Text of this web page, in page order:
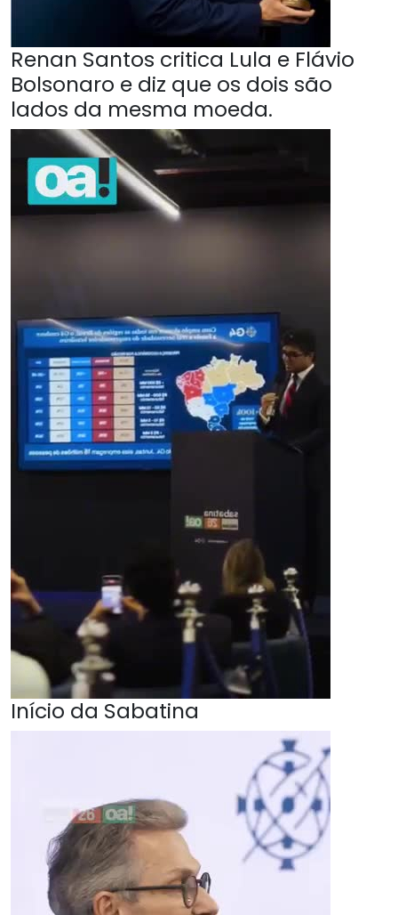
Renan Santos critica Lula e Flávio
Bolsonaro e diz que os dois são
lados da mesma moeda.
Início da Sabatina